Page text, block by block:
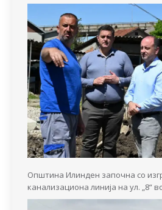
Општина Илинден започна со
канализациона линија на ул. „8“